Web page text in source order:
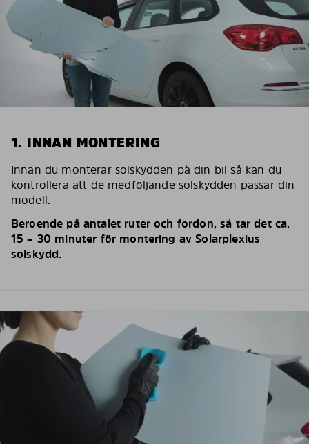
1. INNAN MONTERING
Innan du monterar solskydden på din bil så kan du
kontrollera att de medföljande solskydden passar din
modell.
Beroende på antalet ruter och fordon, så tar det ca.
15 – 30 minuter för montering av Solarplexius
solskydd.